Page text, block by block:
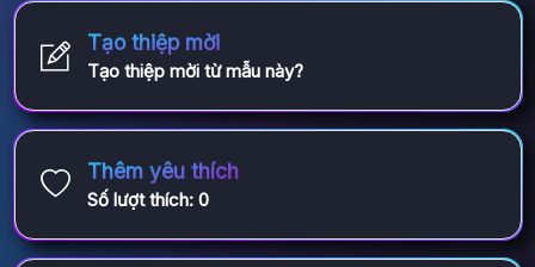
Tạo thiệp mời
Tạo thiệp mời từ mẫu này?
Thêm yêu thích
Số lượt thích: 0